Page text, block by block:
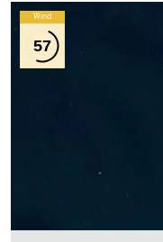
Wind
57